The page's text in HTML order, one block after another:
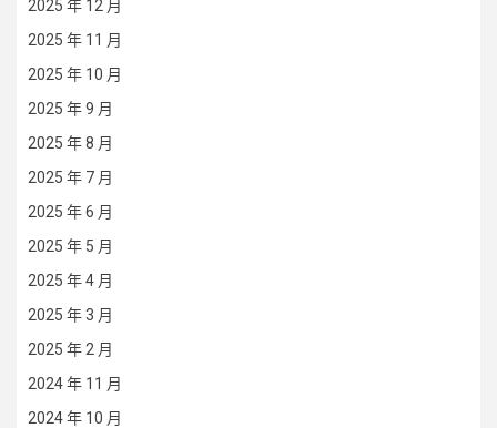
2025 年 12 月
2025 年 11 月
2025 年 10 月
2025 年 9 月
2025 年 8 月
2025 年 7 月
2025 年 6 月
2025 年 5 月
2025 年 4 月
2025 年 3 月
2025 年 2 月
2024 年 11 月
2024 年 10 月